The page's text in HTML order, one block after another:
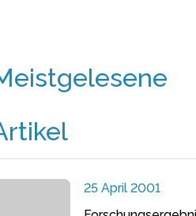
25 April 2001